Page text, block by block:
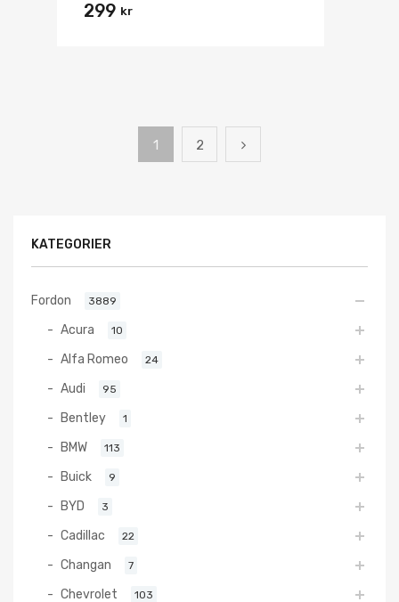
299 kr
1 2
KATEGORIER
Fordon 3889
Acura 10
Alfa Romeo 24
Audi 95
Bentley 1
BMW 113
Buick 9
BYD 3
Cadillac 22
Changan 7
Chevrolet 103